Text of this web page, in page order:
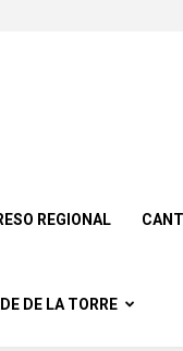
REGIONAL
DE LA TORRE